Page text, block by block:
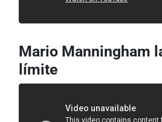
Mario Manningham
límite